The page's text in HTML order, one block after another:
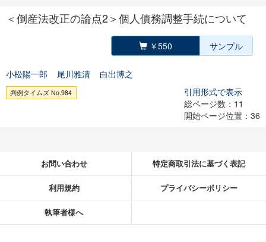
＜倒産法改正の論点2＞個人債務調整手続について
￥550 サンプル
小松陽一郎 尾川雅清 白出博之
判例タイムズ No.984
引用形式で表示
総ページ数：11
開始ページ位置：36
お問い合わせ 特定商取引法に基づく表記
利用規約 プライバシーポリシー
執筆者様へ